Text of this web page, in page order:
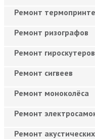
Ремонт
Ремонт ризографов
Ремонт гироскутеров
Ремонт сигвеев
Ремонт моноколёса
Ремонт
Ремонт